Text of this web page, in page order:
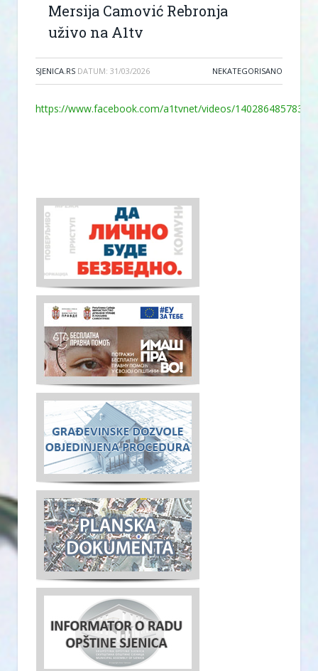
Mersija Camović Rebronja
uživo na A1tv
SJENICA.RS DATUM: 31/03/2026 NEKATEGORISANO
https://www.facebook.com/a1tvnet/videos/